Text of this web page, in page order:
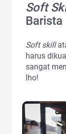
Soft
Barista
Soft skill
harus
sangat
lho!